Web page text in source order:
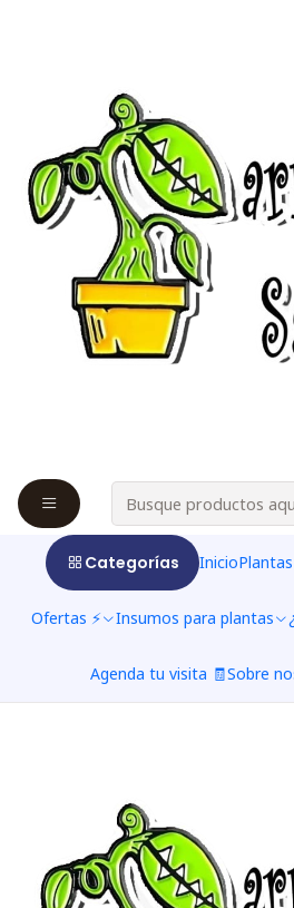
Categorías Inicio
Ofertas ⚡ Insumos para plantas
Agenda tu visita 🧾Sobre
Los fungicidas son pesticidas
el crecimiento de hongos y
deben eliminarse ya que
matar todo tu
Los fungicidas funcionan de
mayoría dañan las
hongos o interfieren con
-10%
|
Hongos
from$857 CLP $952 CLP